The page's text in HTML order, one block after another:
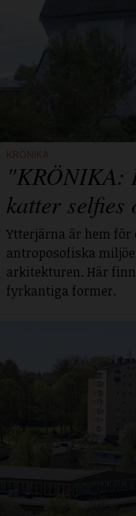
KRÖNIKA
"KRÖNIKA:
katter
Ytterjärna är hem för
antroposofiska
arkitekturen. Här
fyrkantiga former.